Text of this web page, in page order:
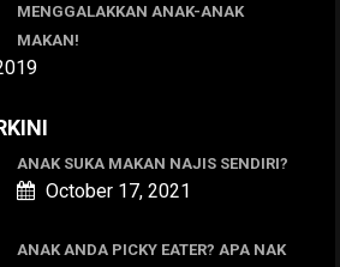
MENGGALAKKAN ANAK-ANAK
MAKAN!
ANAK SUKA MAKAN NAJIS SENDIRI?
October 17, 2021
ANAK ANDA PICKY EATER? APA NAK